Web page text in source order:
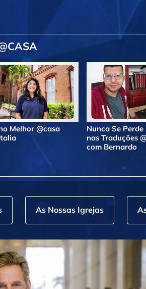
Melhor @casa
Nunca Se Perde
nas Traduções
com Bernardo
As Nossas Igrejas